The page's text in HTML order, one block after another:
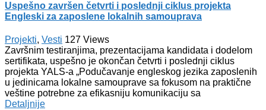
Uspešno završen četvrti i poslednji ciklus projekta
Engleski za zaposlene lokalnih samouprava
Projekti, Vesti 127 Views
Završnim testiranjima, prezentacijama kandidata i dodelom
sertifikata, uspešno je okončan četvrti i poslednji ciklus
projekta YALS-a „Podučavanje engleskog jezika zaposlenih
u jedinicama lokalne samouprave sa fokusom na praktične
veštine potrebne za efikasniju komunikaciju sa
Detaljnije